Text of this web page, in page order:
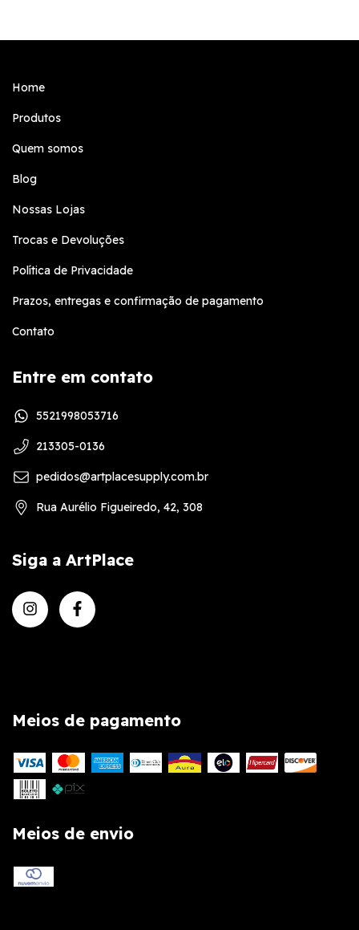
Home
Produtos
Quem somos
Blog
Nossas Lojas
Trocas e Devoluções
Política de Privacidade
Prazos, entregas e confirmação de pagamento
Contato
Entre em contato
5521998053716
213305-0136
pedidos@artplacesupply.com.br
Rua Aurélio Figueiredo, 42, 308
Siga a ArtPlace
Meios de pagamento
Meios de envio